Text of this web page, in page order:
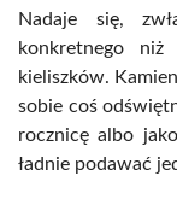
Nadaje się,
konkretnego
kieliszków.
sobie coś
rocznicę albo
ładnie podawać